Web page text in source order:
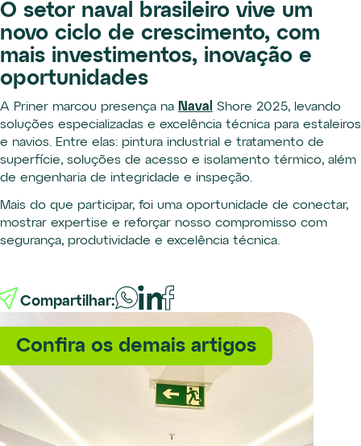
O setor naval brasileiro vive um
novo ciclo de crescimento, com
mais investimentos, inovação e
oportunidades
A Priner marcou presença na Naval
Shore 2025, levando
soluções especializadas e excelência técnica para estaleiros
e navios. Entre elas: pintura industrial e tratamento de
superfície, soluções de acesso e isolamento térmico, além
de engenharia de integridade e inspeção.
Mais do que participar, foi uma oportunidade de conectar,
mostrar expertise e reforçar nosso compromisso com
segurança, produtividade e excelência técnica.
Compartilhar:
Confira os demais artigos